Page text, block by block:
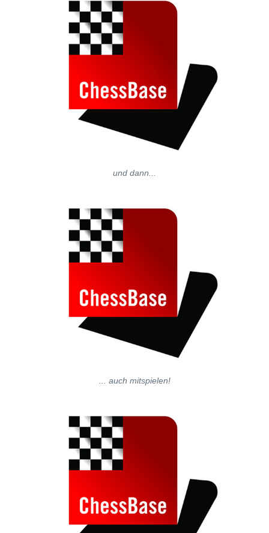
und dann...
... auch mitspielen!